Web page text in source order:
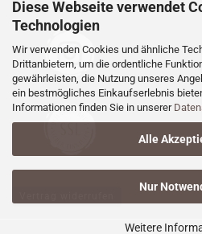
Diese Webseite verwendet
Technologien
Wir verwenden Cookies und ähnliche
Drittanbietern, um die ordentliche
gewährleisten, die Nutzung unseres
ein bestmögliches Einkaufserlebnis
Informationen finden Sie in unserer
Alle
Nur
Weitere